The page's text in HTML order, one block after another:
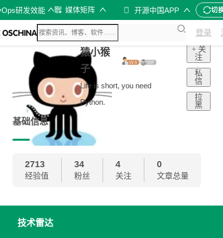
研发效能 媒体矩阵 开源中国APP 切
登录
猿小猴
子
Life is short, you need
Python.
+ 关
注
私
信
拉
黑
基础信息
2713
经验值
34
粉丝
4
关注
0
文章总量
技术雷达